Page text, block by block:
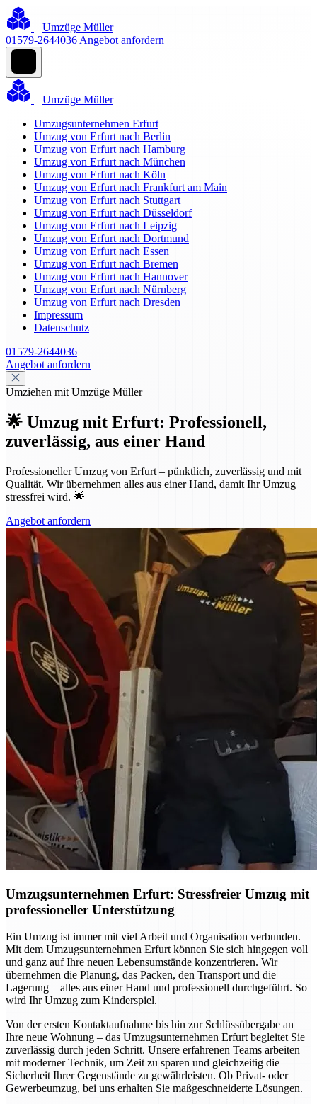
Umzüge Müller
01579-2644036 Angebot anfordern
Umzüge Müller
Umzugsunternehmen Erfurt
Umzug von Erfurt nach Berlin
Umzug von Erfurt nach Hamburg
Umzug von Erfurt nach München
Umzug von Erfurt nach Köln
Umzug von Erfurt nach Frankfurt am Main
Umzug von Erfurt nach Stuttgart
Umzug von Erfurt nach Düsseldorf
Umzug von Erfurt nach Leipzig
Umzug von Erfurt nach Dortmund
Umzug von Erfurt nach Essen
Umzug von Erfurt nach Bremen
Umzug von Erfurt nach Hannover
Umzug von Erfurt nach Nürnberg
Umzug von Erfurt nach Dresden
Impressum
Datenschutz
01579-2644036
Angebot anfordern
Umziehen mit Umzüge Müller
🌟 Umzug mit Erfurt: Professionell,
zuverlässig, aus einer Hand
Professioneller Umzug von Erfurt – pünktlich, zuverlässig und mit
Qualität. Wir übernehmen alles aus einer Hand, damit Ihr Umzug
stressfrei wird. 🌟
Angebot anfordern
Umzugsunternehmen Erfurt: Stressfreier Umzug mit
professioneller Unterstützung
Ein Umzug ist immer mit viel Arbeit und Organisation verbunden.
Mit dem Umzugsunternehmen Erfurt können Sie sich hingegen voll
und ganz auf Ihre neuen Lebensumstände konzentrieren. Wir
übernehmen die Planung, das Packen, den Transport und die
Lagerung – alles aus einer Hand und professionell durchgeführt. So
wird Ihr Umzug zum Kinderspiel.
Von der ersten Kontaktaufnahme bis hin zur Schlüssübergabe an
Ihre neue Wohnung – das Umzugsunternehmen Erfurt begleitet Sie
zuverlässig durch jeden Schritt. Unsere erfahrenen Teams arbeiten
mit moderner Technik, um Zeit zu sparen und gleichzeitig die
Sicherheit Ihrer Gegenstände zu gewährleisten. Ob Privat- oder
Gewerbeumzug, bei uns erhalten Sie maßgeschneiderte Lösungen.